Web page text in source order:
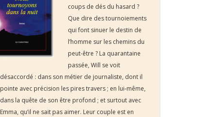
coups de dés du hasard ?
Que dire des tournoiements
qui font sinuer le destin de
l’homme sur les chemins du
peut-être ? La quarantaine
passée, Will se voit
désaccordé : dans son métier de journaliste, dont il
pointe avec précision les pires travers ; en lui-même,
dans la quête de son être profond ; et surtout avec
Emma, qu’il ne sait pas aimer. Leur couple est en